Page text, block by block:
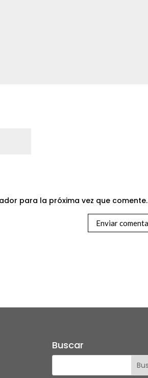
para la próxima vez que comente.
Buscar